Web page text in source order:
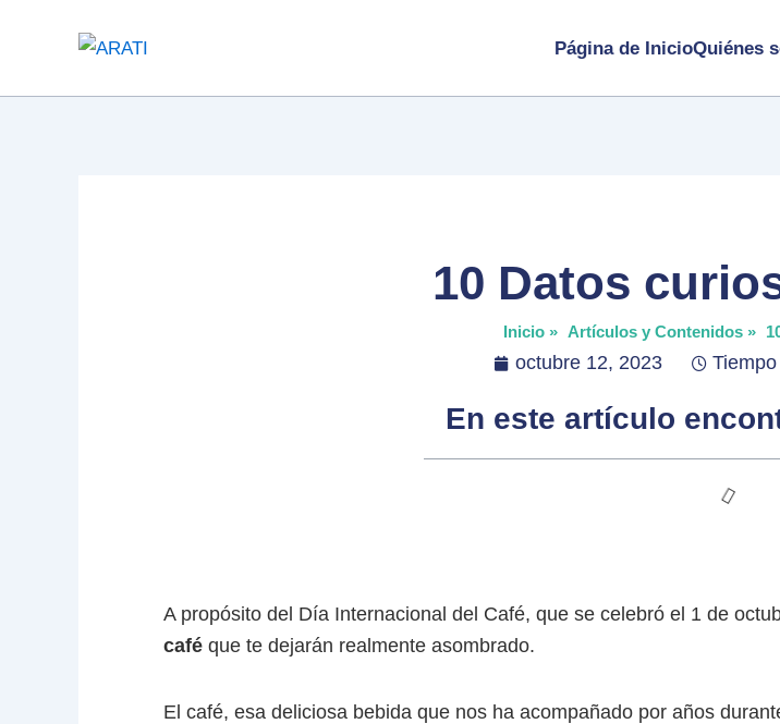
Página de InicioQuiénes
10 Datos
Inicio » Artículos y Contenidos »
octubre 12, 2023
En este artículo
A propósito del Día Internacional del Café, que se celebró el 1 de
café que te dejarán realmente asombrado.
El café, esa deliciosa bebida que nos ha acompañado por años